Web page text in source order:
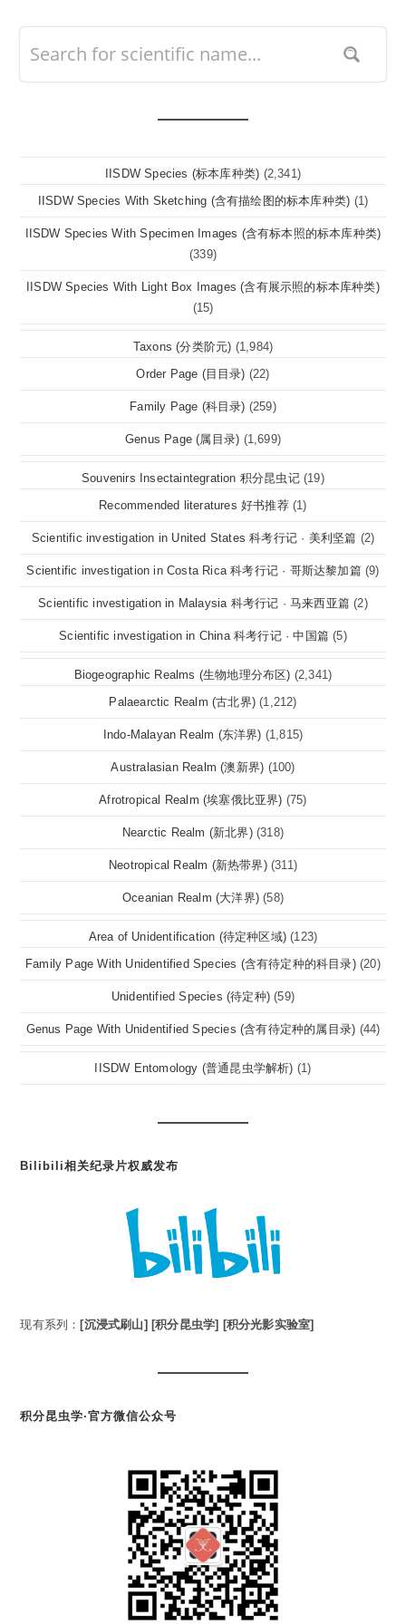
IISDW Species (标本库种类) (2,341)
IISDW Species With Sketching (含有描绘图的标本库种类) (1)
IISDW Species With Specimen Images (含有标本照的标本库种类)
(339)
IISDW Species With Light Box Images (含有展示照的标本库种类)
(15)
Taxons (分类阶元) (1,984)
Order Page (目目录) (22)
Family Page (科目录) (259)
Genus Page (属目录) (1,699)
Souvenirs Insectaintegration 积分昆虫记 (19)
Recommended literatures 好书推荐 (1)
Scientific investigation in United States 科考行记 · 美利坚篇 (2)
Scientific investigation in Costa Rica 科考行记 · 哥斯达黎加篇 (9)
Scientific investigation in Malaysia 科考行记 · 马来西亚篇 (2)
Scientific investigation in China 科考行记 · 中国篇 (5)
Biogeographic Realms (生物地理分布区) (2,341)
Palaearctic Realm (古北界) (1,212)
Indo-Malayan Realm (东洋界) (1,815)
Australasian Realm (澳新界) (100)
Afrotropical Realm (埃塞俄比亚界) (75)
Nearctic Realm (新北界) (318)
Neotropical Realm (新热带界) (311)
Oceanian Realm (大洋界) (58)
Area of Unidentification (待定种区域) (123)
Family Page With Unidentified Species (含有待定种的科目录) (20)
Unidentified Species (待定种) (59)
Genus Page With Unidentified Species (含有待定种的属目录) (44)
IISDW Entomology (普通昆虫学解析) (1)
Bilibili相关纪录片权威发布
现有系列： [沉浸式刷山] [积分昆虫学] [积分光影实验室]
积分昆虫学·官方微信公众号